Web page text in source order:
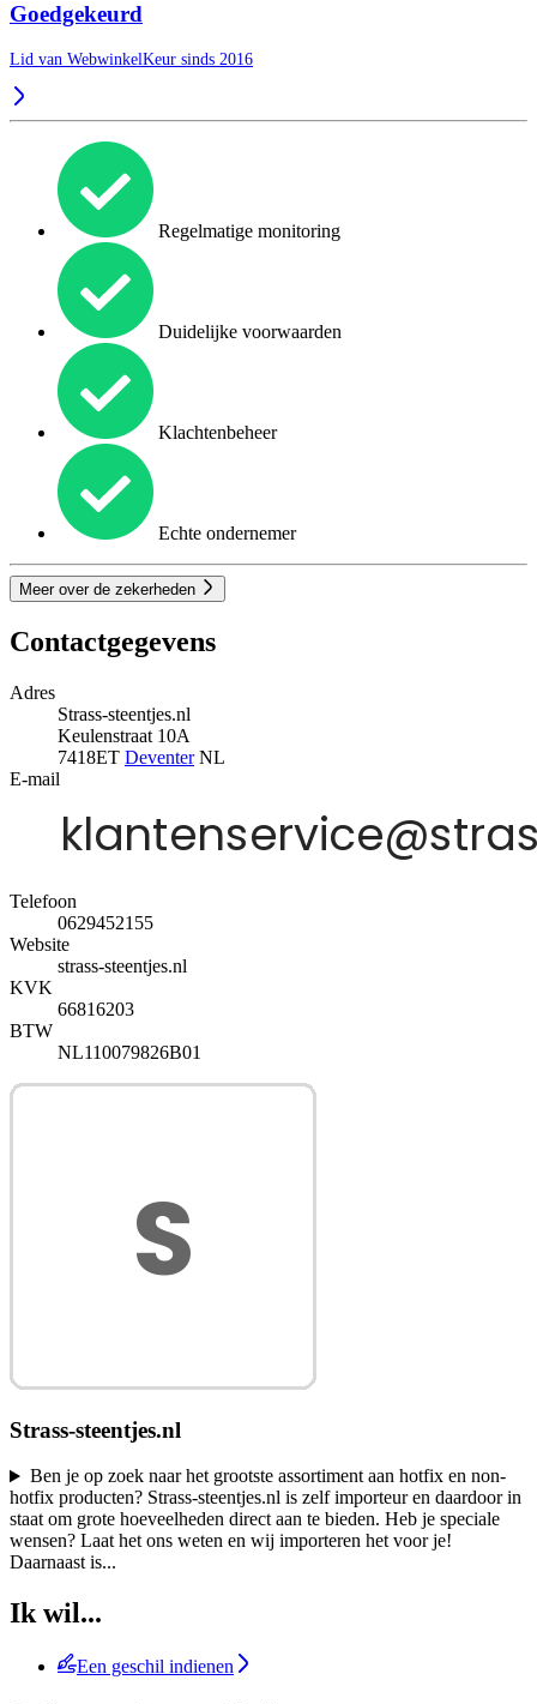
Goedgekeurd
Lid van WebwinkelKeur sinds 2016
Regelmatige monitoring
Duidelijke voorwaarden
Klachtenbeheer
Echte ondernemer
Meer over de zekerheden
Contactgegevens
Adres
Strass-steentjes.nl
Keulenstraat 10A
7418ET DeventerNL
E-mail
Telefoon
0629452155
Website
strass-steentjes.nl
KVK
66816203
BTW
NL110079826B01
Strass-steentjes.nl
Ben je op zoek naar het grootste assortiment aan hotfix en non-
hotfix producten? Strass-steentjes.nl is zelf importeur en daardoor in
staat om grote hoeveelheden direct aan te bieden. Heb je speciale
wensen? Laat het ons weten en wij importeren het voor je!
Daarnaast is...
Ik wil...
Een geschil indienen